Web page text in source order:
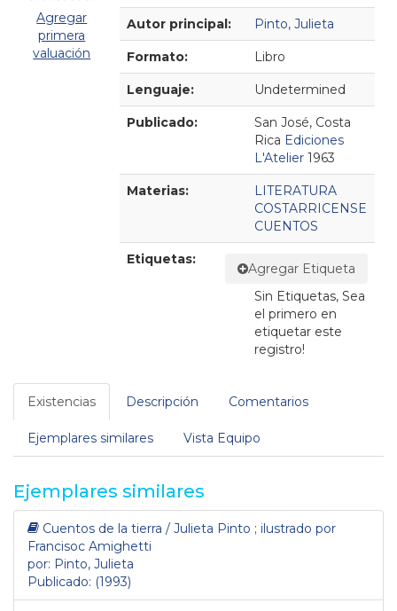
Agregar
primera
valuación
Detalles Bibliográficos
Autor principal: Pinto, Julieta
Formato: Libro
Lenguaje: Undetermined
Publicado:
San José, Costa
Rica Ediciones
L'Atelier 1963
Materias:
LITERATURA
COSTARRICENSE
CUENTOS
Etiquetas:
Agregar Etiqueta
Sin Etiquetas, Sea
el primero en
etiquetar este
registro!
Existencias Descripción Comentarios
Ejemplares similares Vista Equipo
Ejemplares similares
Cuentos de la tierra / Julieta Pinto ; ilustrado por
Francisoc Amighetti
por: Pinto, Julieta
Publicado: (1993)